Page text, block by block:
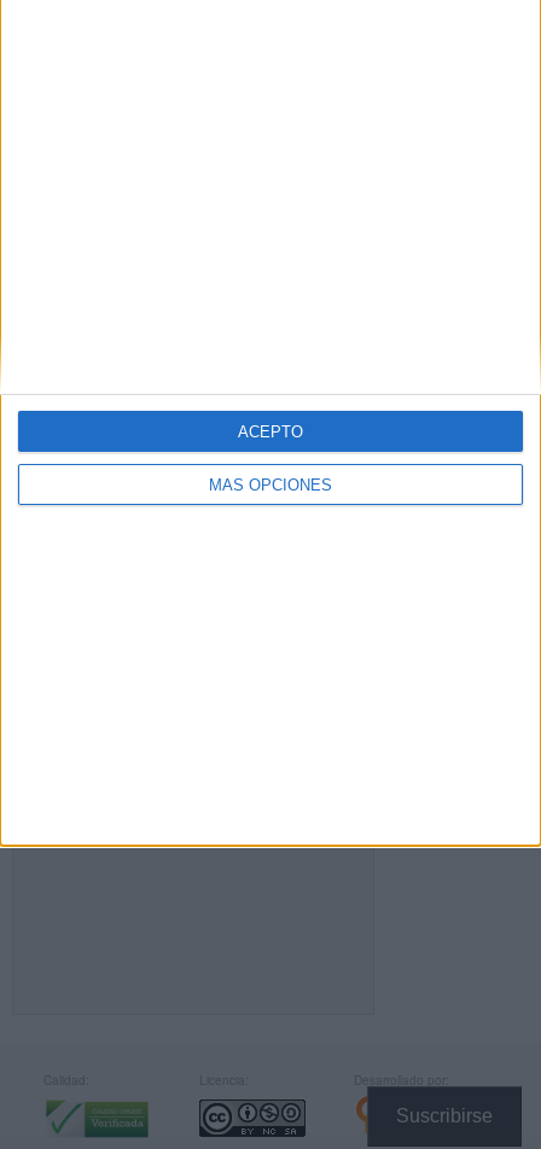
MÁS OPCIONES
ACEPTO
Suscribirse
SIGUE NUESTROS TABLEROS EN